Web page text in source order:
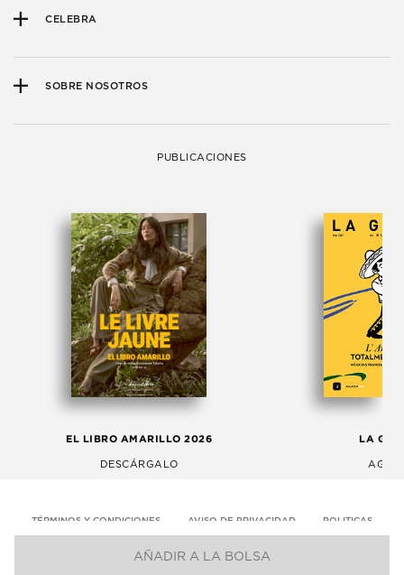
AÑADIR A LA BOLSA
CELEBRA
SOBRE NOSOTROS
PUBLICACIONES
EL LIBRO AMARILLO 2026
DESCÁRGALO
LA
TÉRMINOS Y CONDICIONES AVISO DE PRIVACIDAD POLITICAS